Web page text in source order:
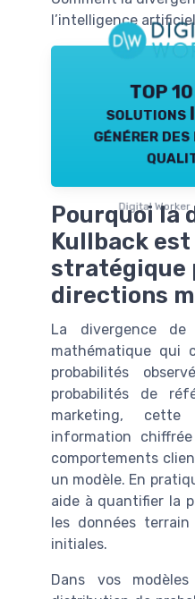
l’intelligence
TOP
solutions
générer des
Digital
Pourquoi la
Kullback est
stratégique
directions
La divergence
mathématique qui
probabilités
probabilités de
marketing,
information
comportements
un modèle. En
aide à quantifier la
les données terrain
initiales.
Dans vos